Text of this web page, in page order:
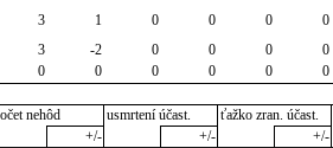
3 1 0 0 0 0
3 -2 0 0 0 0
0 0 0 0 0 0
nehôd usmrtení účast. ťažko zran. účast.
+/-
+/- +/-